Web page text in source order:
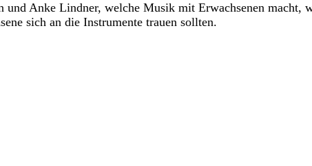
und Anke Lindner, welche Musik mit Erwachsenen
sich an die Instrumente trauen sollten.